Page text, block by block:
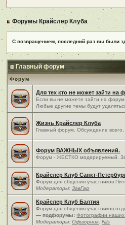
Форумы Крайслер Клуба
С возвращением, последний раз вы были
Главный форум
Форум
Для тех кто не может зайти
Если вы не можете зайти на
Любые другие темы будут
Жизнь Крайслер Клуба
Главный форум. Обсуждение
Форум ВАЖНЫХ объявлений.
Форум - ЖЕСТКО модерируемый. За
Крайслер Клуб Санкт-
Форум для общения участников
Модераторы:ЗавГар
Крайслер Клуб Балтия
Форум для общения участников
— подфорумы: Фотографии наших
Модераторы:Офшорник ,Nils